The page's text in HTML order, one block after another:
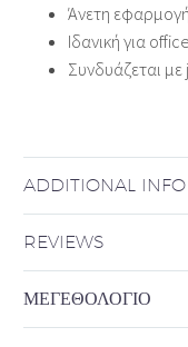
Άνετη
Ιδανική για
Συνδυάζεται
ADDITIONAL INFO
REVIEWS
ΜΕΓΕΘΟΛΌΓΙΟ